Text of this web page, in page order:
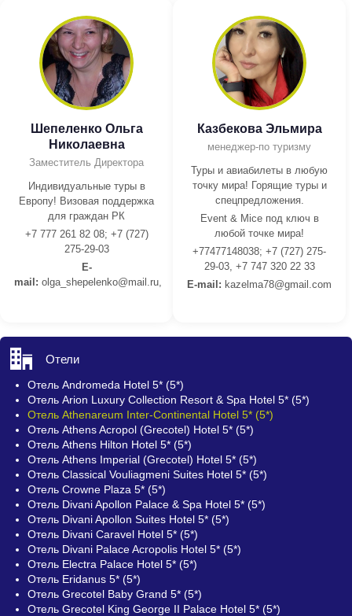
Шепеленко Ольга
Николаевна
Заместитель Директора
Индивидуальные туры в
Европу! Визовая поддержка
для граждан РК
+7 777 261 82 08; +7 (727)
275-29-03
E-
mail: olga_shepelenko@mail.ru,
Казбекова Эльмира
менеджер-по туризму
Туры и авиабилеты в любую
точку мира! Горящие туры и
спецпредложения.
Event & Mice под ключ в
любой точке мира!
+77477148038; +7 (727) 275-
29-03, +7 747 320 22 33
E-mail: kazelma78@gmail.com
Отели
Отель Andromeda Hotel 5* (5*)
Отель Arion Luxury Collection Resort & Spa Hotel 5* (5*)
Отель Athenareum Inter-Continental Hotel 5* (5*)
Отель Athens Acropol (Grecotel) Hotel 5* (5*)
Отель Athens Hilton Hotel 5* (5*)
Отель Athens Imperial (Grecotel) Hotel 5* (5*)
Отель Classical Vouliagmeni Suites Hotel 5* (5*)
Отель Crowne Plaza 5* (5*)
Отель Divani Apollon Palace & Spa Hotel 5* (5*)
Отель Divani Apollon Suites Hotel 5* (5*)
Отель Divani Caravel Hotel 5* (5*)
Отель Divani Palace Acropolis Hotel 5* (5*)
Отель Electra Palace Hotel 5* (5*)
Отель Eridanus 5* (5*)
Отель Grecotel Baby Grand 5* (5*)
Отель Grecotel King George II Palace Hotel 5* (5*)